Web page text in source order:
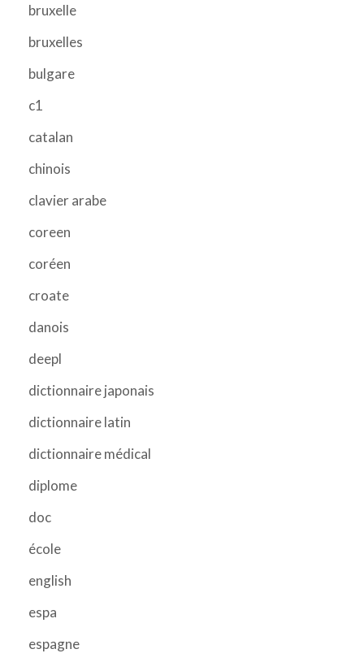
bruxelle
bruxelles
bulgare
c1
catalan
chinois
clavier arabe
coreen
coréen
croate
danois
deepl
dictionnaire japonais
dictionnaire latin
dictionnaire médical
diplome
doc
école
english
espa
espagne